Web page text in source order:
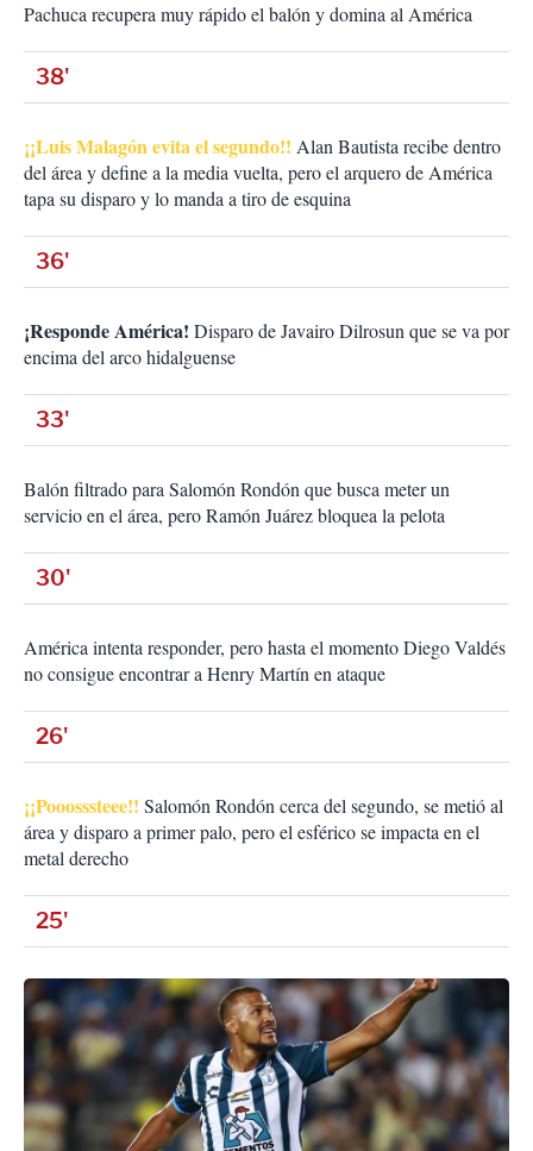
Pachuca recupera muy rápido el balón y domina al América
38'
¡¡Luis Malagón evita el segundo!! Alan Bautista recibe dentro
del área y define a la media vuelta, pero el arquero de América
tapa su disparo y lo manda a tiro de esquina
36'
¡Responde América! Disparo de Javairo Dilrosun que se va por
encima del arco hidalguense
33'
Balón filtrado para Salomón Rondón que busca meter un
servicio en el área, pero Ramón Juárez bloquea la pelota
30'
América intenta responder, pero hasta el momento Diego Valdés
no consigue encontrar a Henry Martín en ataque
26'
¡¡Pooosssteee!! Salomón Rondón cerca del segundo, se metió al
área y disparo a primer palo, pero el esférico se impacta en el
metal derecho
25'